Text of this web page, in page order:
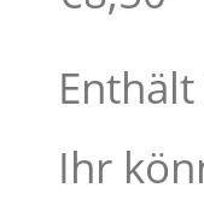
Ihr